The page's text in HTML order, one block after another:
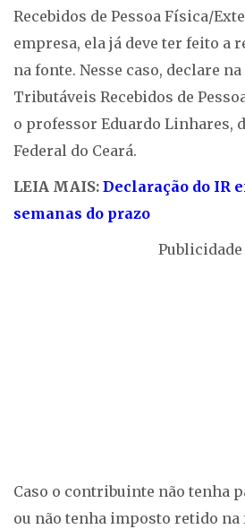
Recebidos de Pessoa Física/
empresa, ela já deve ter feito a
na fonte. Nesse caso, declare
Tributáveis Recebidos de
o professor Eduardo Linhares,
Federal do Ceará.
LEIA MAIS: Declaração do IR
semanas do prazo
Publicidade
Caso o contribuinte não tenha
ou não tenha imposto retido na